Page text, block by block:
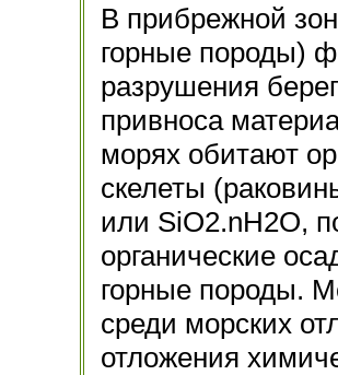
В прибрежной
горные породы)
разрушения
привноса
морях обитают
скелеты
или SiO2.nH2O,
органические
горные породы.
среди морских
отложения